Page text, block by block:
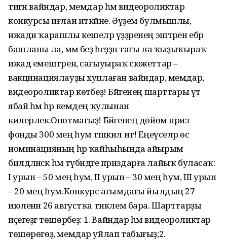
тигән вайндар, мемдар һәм видеороликтар
конкурсы иғлан иткәйне. Әүҙем булмышлы,
ижади ҡарашлы кешеләр үҙҙәренең эштәрен ебәрә
башланы ла, әммә беҙ һеҙҙән тағы ла ҡыҙыҡыраҡ
ижад емештәрен, сағыуыраҡ сюжеттар –
вакцинациялауҙы хуплаған вайндар, мемдар,
видеороликтар көтәбеҙ! Бәйгенең шарттары үтә
ябай һәм һәр кемдең ҡулынан
килерлек.Онотмағыҙ! Бәйгенең дөйөм приз
фонды 300 мең һум тәшкил итә! Еңеүселәр өс
номинацияның һәр ҡайһыһында айырым
билдәләнәсәк һәм түбәндәге приздарға лайыҡ буласаҡ:
I урын – 50 мең һум, II урын – 30 мең һум, III урын
– 20 мең һум.Конкурс ағымдағы йылдың 27
июленән 26 августҡа тиклем бара. Шарттарҙы
иҫегеҙгә төшөрәбеҙ: 1. Вайндар һәм видеороликтар
төшөрөгөҙ, мемдар уйлап табығыҙ;2.